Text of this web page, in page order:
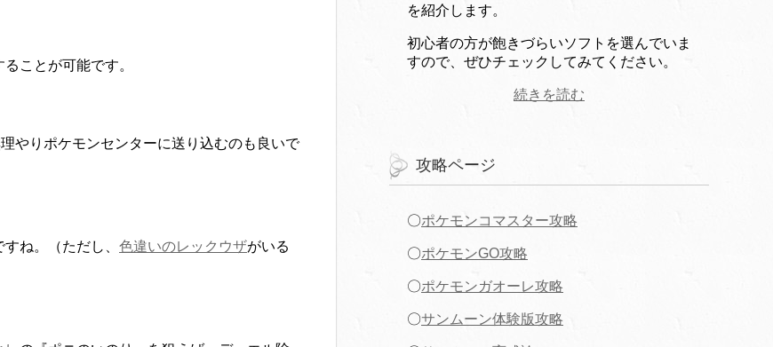
ことが可能です。
やりポケモンセンターに送り込むのも良いで
ね。（ただし、 色違いのレックウザがいる
を紹介します。
初心者の方が飽きづらいソフトを選んでいま
すので、ぜひチェックしてみてください。
続きを読む
攻略ページ
〇ポケモンコマスター攻略
〇ポケモンGO攻略
〇ポケモンガオーレ攻略
〇サンムーン体験版攻略